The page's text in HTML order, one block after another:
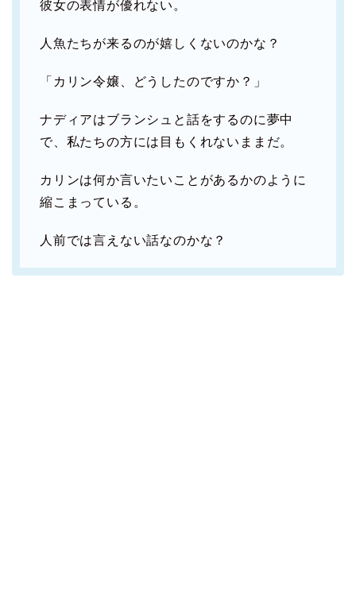
彼女の表情が優れない。
人魚たちが来るのが嬉しくないのかな？
「カリン令嬢、どうしたのですか？」
ナディアはブランシュと話をするのに夢中
で、私たちの方には目もくれないままだ。
カリンは何か言いたいことがあるかのように
縮こまっている。
人前では言えない話なのかな？